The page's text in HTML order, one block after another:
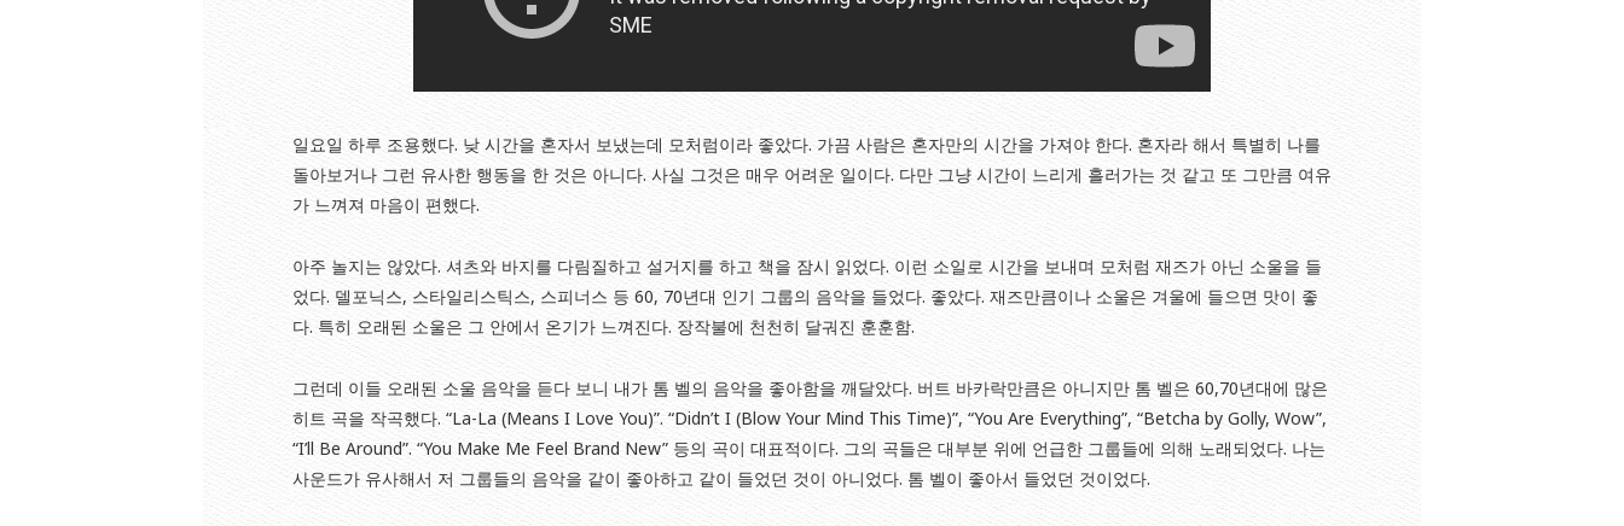
일요일 하루 조용했다. 낮 시간을 혼자서 보냈는데 모처럼이라 좋았다. 가끔 사람은 혼자만의 시간을 가져야 한다. 혼자라 해서 특별히 나를
돌아보거나 그런 유사한 행동을 한 것은 아니다. 사실 그것은 매우 어려운 일이다. 다만 그냥 시간이 느리게 흘러가는 것 같고 또 그만큼 여유
가 느껴져 마음이 편했다.
아주 놀지는 않았다. 셔츠와 바지를 다림질하고 설거지를 하고 책을 잠시 읽었다. 이런 소일로 시간을 보내며 모처럼 재즈가 아닌 소울을 들
었다. 델포닉스, 스타일리스틱스, 스피너스 등 60, 70년대 인기 그룹의 음악을 들었다. 좋았다. 재즈만큼이나 소울은 겨울에 들으면 맛이 좋
다. 특히 오래된 소울은 그 안에서 온기가 느껴진다. 장작불에 천천히 달궈진 훈훈함.
그런데 이들 오래된 소울 음악을 듣다 보니 내가 톰 벨의 음악을 좋아함을 깨달았다. 버트 바카락만큼은 아니지만 톰 벨은 60,70년대에 많은
히트 곡을 작곡했다. “La-La (Means I Love You)”. “Didn’t I (Blow Your Mind This Time)”, “You Are Everything”, “Betcha by Golly, Wow”,
“I’ll Be Around”. “You Make Me Feel Brand New” 등의 곡이 대표적이다. 그의 곡들은 대부분 위에 언급한 그룹들에 의해 노래되었다. 나는
사운드가 유사해서 저 그룹들의 음악을 같이 좋아하고 같이 들었던 것이 아니었다. 톰 벨이 좋아서 들었던 것이었다.